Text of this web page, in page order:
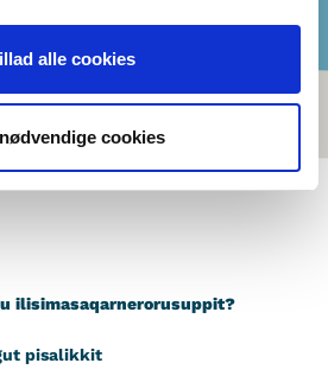
alle cookies
cookies
ilisimasaqarnerorusuppit?
pisalikkit